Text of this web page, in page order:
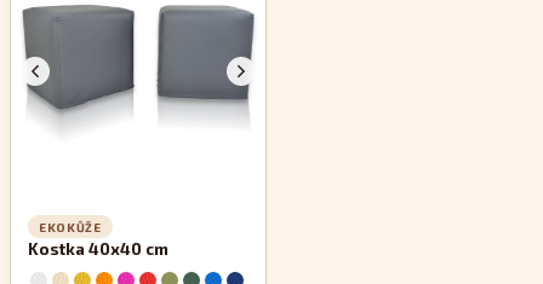
zachovávají si své rovné linie.
EKOKŮŽE
Kostka 40x40 cm